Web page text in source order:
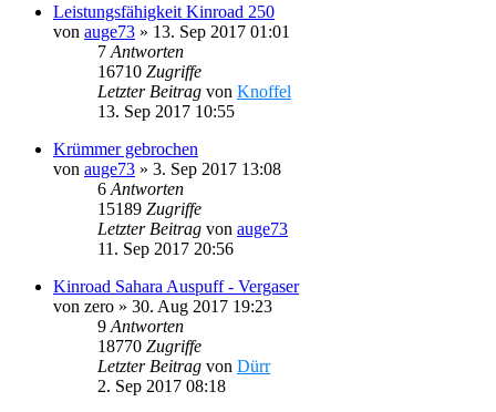
Leistungsfähigkeit Kinroad 250
von auge73 » 13. Sep 2017 01:01
7 Antworten
16710 Zugriffe
Letzter Beitrag von Knoffel
13. Sep 2017 10:55
Krümmer gebrochen
von auge73 » 3. Sep 2017 13:08
6 Antworten
15189 Zugriffe
Letzter Beitrag von auge73
11. Sep 2017 20:56
Kinroad Sahara Auspuff - Vergaser
von zero » 30. Aug 2017 19:23
9 Antworten
18770 Zugriffe
Letzter Beitrag von Dürr
2. Sep 2017 08:18